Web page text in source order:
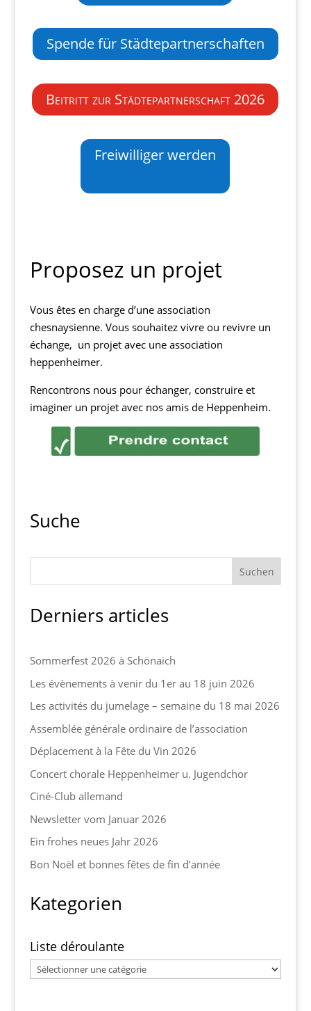
Spende für Städtepartnerschaften
Beitritt zur Städtepartnerschaft 2026
Freiwilliger werden
Proposez un projet
Vous êtes en charge d’une association
chesnaysienne. Vous souhaitez vivre ou revivre un
échange, un projet avec une association
heppenheimer.
Rencontrons nous pour échanger, construire et
imaginer un projet avec nos amis de Heppenheim.
Suche
Derniers articles
Sommerfest 2026 à Schönaich
Les évènements à venir du 1er au 18 juin 2026
Les activités du jumelage – semaine du 18 mai 2026
Assemblée générale ordinaire de l’association
Déplacement à la Fête du Vin 2026
Concert chorale Heppenheimer u. Jugendchor
Ciné-Club allemand
Newsletter vom Januar 2026
Ein frohes neues Jahr 2026
Bon Noël et bonnes fêtes de fin d’année
Kategorien
Liste déroulante
Liste